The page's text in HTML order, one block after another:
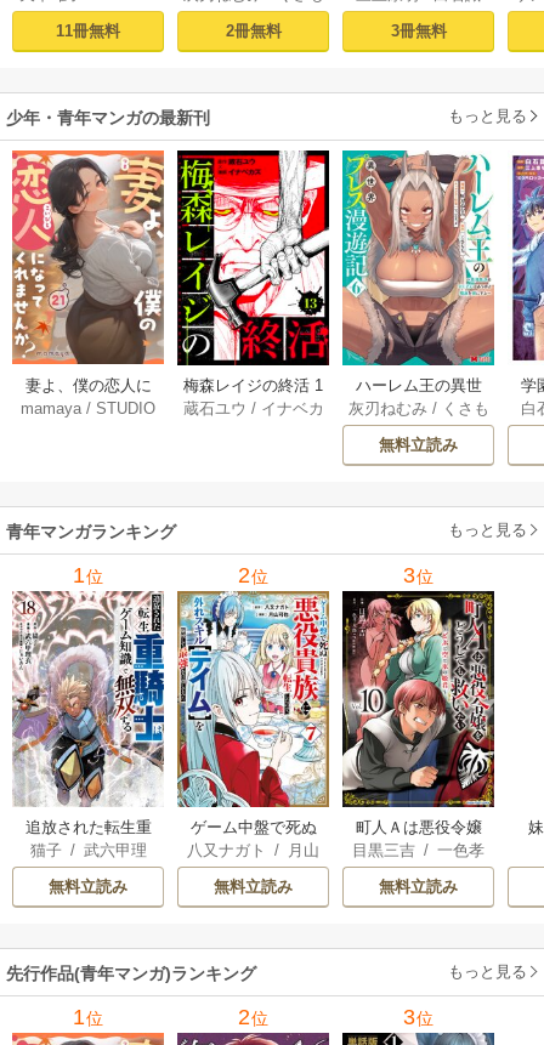
11冊無料
最強無双のおじさ
んはあらゆる種族
ミック） 1巻
2冊無料
0超えの転生者、落
ちこぼれクラスに
（コミック） ： 1
3冊無料
少年・青年マンガの最新刊 もっと見る
妻よ、僕の恋人に
なってくれません
mamaya/STUDIO
梅森レイジの終活 1
3巻
蔵石ユウ / イナベカ
ハーレム王の異世
界プレス漫遊記 ～
最強無双のおじさ
んはあらゆる種族
ミック） 6巻
灰刃ねむみ / くさも
ち
無料立読み
学
ア
（
白
青年マンガランキング もっと見る
1位
追放された転生重
騎士はゲーム知識
で無双する
猫子/ 武六甲理
じゃいあん
無料立読み
2位
ゲーム中盤で死ぬ
悪役貴族に転生し
たので、外れスキ
ル【テイム】を駆
してみた
八又ナガト /
月山
可也
無料立読み
3位
町人Ａは悪役令嬢
をどうしても救い
たい ～どぶと空
と氷の姫君～
目黒三吉 /一色孝
太郎 / Parum
無料立読み
先行作品(青年マンガ)ランキング もっと見る
1位 2位 3位